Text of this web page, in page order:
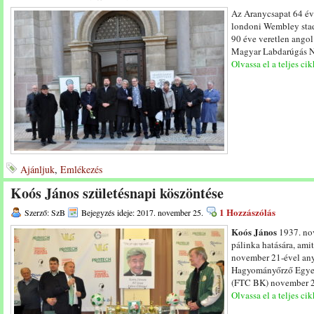
Az Aranycsapat 64
londoni Wembley
90 éve veretlen
Magyar Labdarúgás
Olvassa el a teljes
Ajánljuk, Emlékezés
Koós János születésnapi köszöntése
Szerző: SzB Bejegyzés ideje: 2017. november 25.
1 Hozzászólás
Koós János 1937.
pálinka hatására,
november 21-ével
Hagyományőrző
(FTC BK) november
Olvassa el a teljes